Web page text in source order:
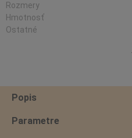
Rozmery
Hmotnosť
Ostatné
Popis
Parametre